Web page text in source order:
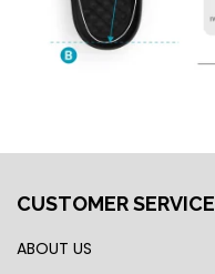
CUSTOMER SERVICE
ABOUT US